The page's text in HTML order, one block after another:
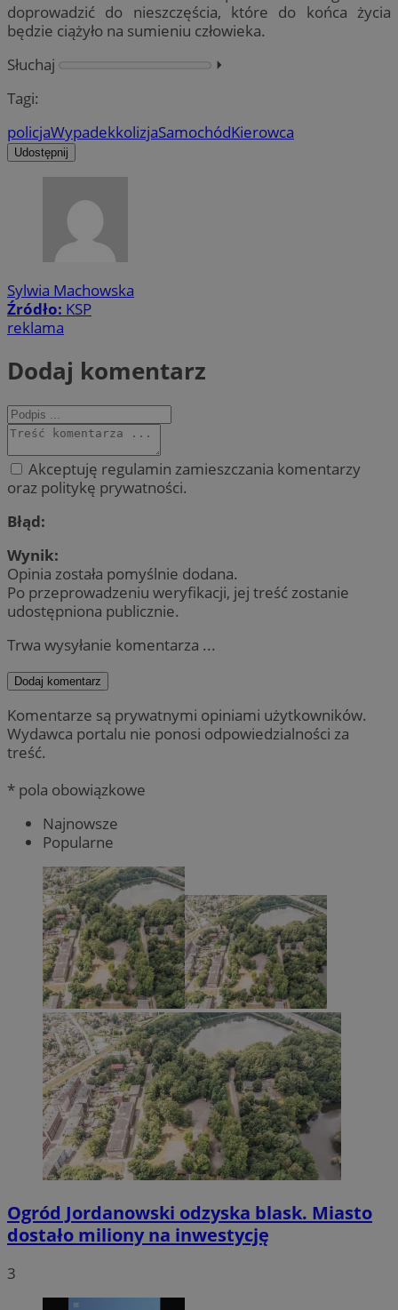
doprowadzić do nieszczęścia, które do końca życia
będzie ciążyło na sumieniu człowieka.
Słuchaj
⏵︎
Tagi:
policjaWypadekkolizjaSamochódKierowca
Udostępnij
Sylwia Machowska
Źródło: KSP
reklama
Dodaj komentarz
Akceptuję regulamin zamieszczania komentarzy
oraz politykę prywatności.
Błąd:
Wynik:
Opinia została pomyślnie dodana.
Po przeprowadzeniu weryfikacji, jej treść zostanie
udostępniona publicznie.
Trwa wysyłanie komentarza ...
Dodaj komentarz
Komentarze są prywatnymi opiniami użytkowników.
Wydawca portalu nie ponosi odpowiedzialności za
treść.
* pola obowiązkowe
Najnowsze
Popularne
Ogród Jordanowski odzyska blask. Miasto
dostało miliony na inwestycję
3